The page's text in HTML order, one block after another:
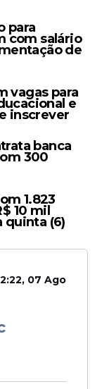
de
como se
R$
para
com salário
de
vagas para
e
inscrever
banca
300
1.823
10 mil
quinta (6)
07 Ago